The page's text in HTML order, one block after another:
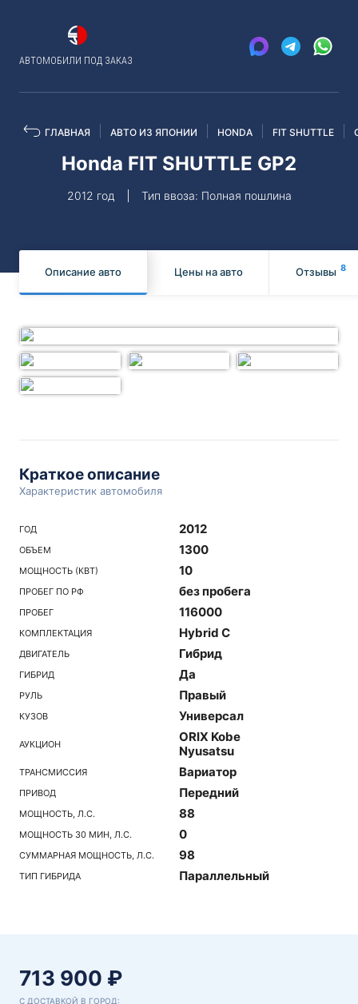
АВТОМОБИЛИ ПОД ЗАКАЗ
ГЛАВНАЯ АВТО ИЗ ЯПОНИИ HONDA FIT SHUTTLE
Honda FIT SHUTTLE GP2
2012 год Тип ввоза: Полная пошлина
Описание авто Цены на авто Отзывы 8
Краткое описание
Характеристик автомобиля
ГОД 2012
ОБЪЕМ 1300
МОЩНОСТЬ (КВТ) 10
ПРОБЕГ ПО РФ без пробега
ПРОБЕГ 116000
КОМПЛЕКТАЦИЯ Hybrid C
ДВИГАТЕЛЬ Гибрид
ГИБРИД Да
РУЛЬ Правый
КУЗОВ Универсал
АУКЦИОН
ORIX Kobe
Nyusatsu
ТРАНСМИССИЯ Вариатор
ПРИВОД Передний
МОЩНОСТЬ, Л.С. 88
МОЩНОСТЬ 30 МИН, Л.С. 0
СУММАРНАЯ МОЩНОСТЬ, Л.С. 98
ТИП ГИБРИДА Параллельный
713 900 ₽
С ДОСТАВКОЙ В ГОРОД: